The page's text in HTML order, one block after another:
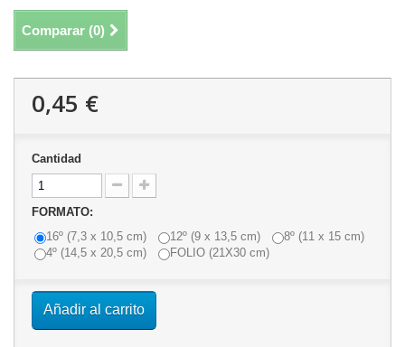
Comparar (0)
0,45 €
Cantidad
FORMATO:
16º (7,3 x 10,5 cm)
12º (9 x 13,5 cm)
8º (11 x 15 cm)
4º (14,5 x 20,5 cm)
FOLIO (21X30 cm)
Añadir al carrito